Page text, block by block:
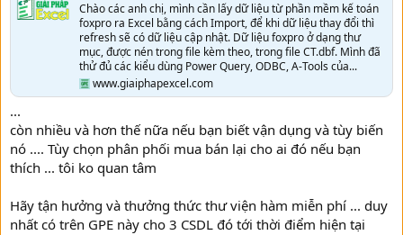
Chào các anh chị, mình cần lấy dữ liệu từ phần mềm kế toán
foxpro ra Excel bằng cách Import, để khi dữ liệu thay đổi thì
refresh sẽ có dữ liệu cập nhật. Dữ liệu foxpro ở dạng thư
mục, được nén trong file kèm theo, trong file CT.dbf. Mình đã
thử đủ các kiểu dùng Power Query, ODBC, A-Tools của...
www.giaiphapexcel.com
...
còn nhiều và hơn thế nữa nếu bạn biết vận dụng và tùy biến
nó .... Tùy chọn phân phối mua bán lại cho ai đó nếu bạn
thích ... tôi ko quan tâm
Hãy tận hưởng và thưởng thức thư viện hàm miễn phí ... duy
nhất có trên GPE này cho 3 CSDL đó tới thời điểm hiện tại